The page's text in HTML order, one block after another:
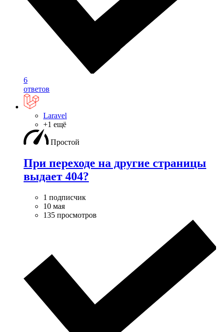
6
ответов
Laravel
+1 ещё
Простой
При переходе на другие страницы
выдает 404?
1 подписчик
10 мая
135 просмотров